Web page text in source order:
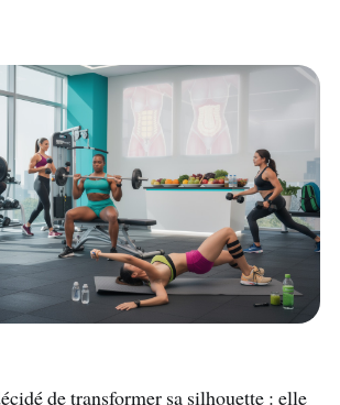
de transformer sa silhouette : elle